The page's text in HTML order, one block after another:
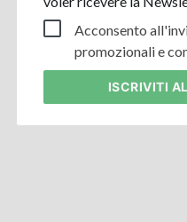
Acconsento
promozionali e
ISCRIVITI